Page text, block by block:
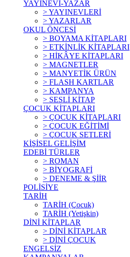
YAYINEVİ-YAZAR
> YAYINEVLERİ
> YAZARLAR
OKUL ÖNCESİ
> BOYAMA KİTAPLARI
> ETKİNLİK KİTAPLARI
> HİKÂYE KİTAPLARI
> MAGNETLER
> MANYETİK ÜRÜN
> FLASH KARTLAR
> KAMPANYA
> SESLİ KİTAP
ÇOCUK KİTAPLARI
> ÇOCUK KİTAPLARI
> ÇOCUK EĞİTİMİ
> ÇOCUK SETLERİ
KİŞİSEL GELİŞİM
EDEBİ TÜRLER
> ROMAN
> BİYOGRAFİ
> DENEME & ŞİİR
POLİSİYE
TARİH
TARİH (Çocuk)
TARİH (Yetişkin)
DİNİ KİTAPLAR
> DİNİ KİTAPLAR
> DİNİ ÇOCUK
ENGELSİZ